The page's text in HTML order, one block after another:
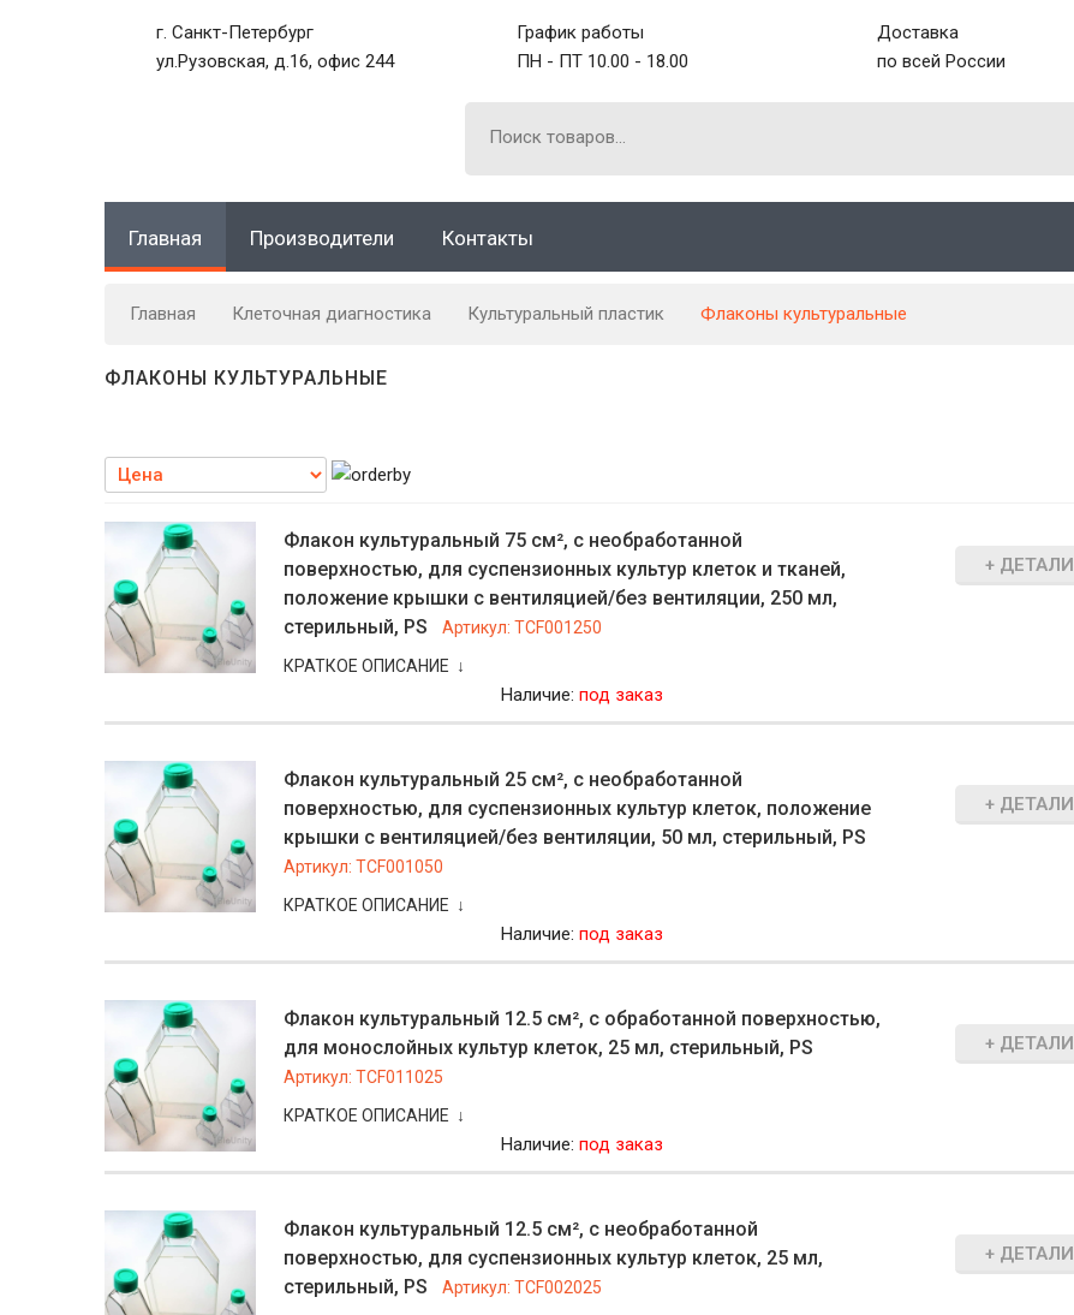
г. Санкт-Петербург
ул.Рузовская, д.16, офис 244
График работы
ПН - ПТ 10.00 - 18.00
Доставка
по всей России
Главная Производители Контакты
Главная Клеточная диагностика Культуральный пластик Флаконы культуральные
ФЛАКОНЫ КУЛЬТУРАЛЬНЫЕ
Флакон культуральный 75 см², с необработанной
поверхностью, для суспензионных культур клеток и тканей,
положение крышки с вентиляцией/без вентиляции, 250 мл,
стерильный, PS
Артикул: TCF001250
КРАТКОЕ ОПИСАНИЕ ↓
Наличие:под заказ
+ ДЕТАЛИ
Флакон культуральный 25 см², с необработанной
поверхностью, для суспензионных культур клеток, положение
крышки с вентиляцией/без вентиляции, 50 мл, стерильный, PS
Артикул: TCF001050
КРАТКОЕ ОПИСАНИЕ ↓
Наличие:под заказ
+ ДЕТАЛИ
Флакон культуральный 12.5 см², с обработанной поверхностью,
для монослойных культур клеток, 25 мл, стерильный, PS
Артикул: TCF011025
КРАТКОЕ ОПИСАНИЕ ↓
Наличие:под заказ
+ ДЕТАЛИ
Флакон культуральный 12.5 см², с необработанной
поверхностью, для суспензионных культур клеток, 25 мл,
стерильный, PS
Артикул: TCF002025
+ ДЕТАЛИ